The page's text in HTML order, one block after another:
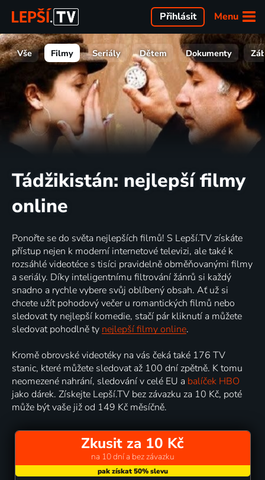
Menu
Přihlásit
Vše Filmy Seriály Dětem Dokumenty
Tádžikistán: nejlepší filmy
online
Ponořte se do světa nejlepších filmů! S Lepší.TV získáte
přístup nejen k moderní internetové televizi, ale také k
rozsáhlé videotéce s tisíci pravidelně obměňovanými filmy
a seriály. Díky inteligentnímu filtrování žánrů si každý
snadno a rychle vybere svůj oblíbený obsah. Ať už si
chcete užít pohodový večer u romantických filmů nebo
sledovat ty nejlepší komedie, stačí pár kliknutí a můžete
sledovat pohodlně ty nejlepší filmy online.
Kromě obrovské videotéky na vás čeká také 176 TV
stanic, které můžete sledovat až 100 dní zpětně. K tomu
neomezené nahrání, sledování v celé EU a balíček HBO
jako dárek. Získejte Lepší.TV bez závazku za 10 Kč, poté
může být vaše již od 149 Kč měsíčně.
Zkusit za 10 Kč
na 10 dní a bez závazku